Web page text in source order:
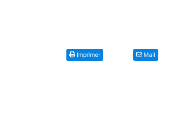
Imprimer Mail